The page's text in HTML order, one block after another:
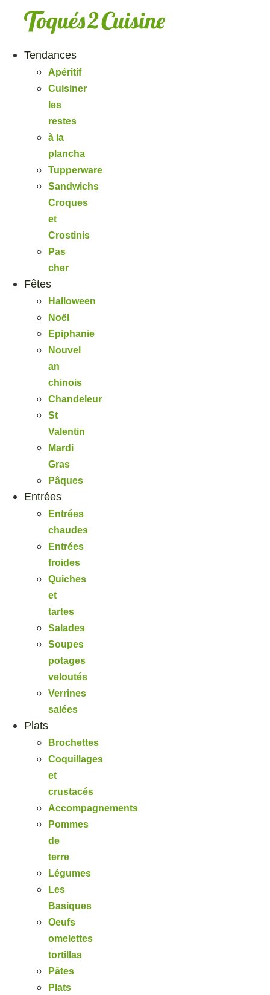
Tendances
Apéritif
Cuisiner
les
restes
à la
plancha
Tupperware
Sandwichs
Croques
et
Crostinis
Pas
cher
Fêtes
Halloween
Noël
Epiphanie
Nouvel
an
chinois
Chandeleur
St
Valentin
Mardi
Gras
Pâques
Entrées
Entrées
chaudes
Entrées
froides
Quiches
et
tartes
Salades
Soupes
potages
veloutés
Verrines
salées
Plats
Brochettes
Coquillages
et
crustacés
Accompagnements
Pommes
de
terre
Légumes
Les
Basiques
Oeufs
omelettes
tortillas
Pâtes
Plats